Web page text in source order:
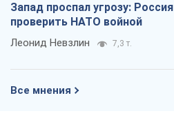
Запад проспал угрозу:
проверить НАТО войной
Леонид Невзлин 7,3 т.
Все мнения